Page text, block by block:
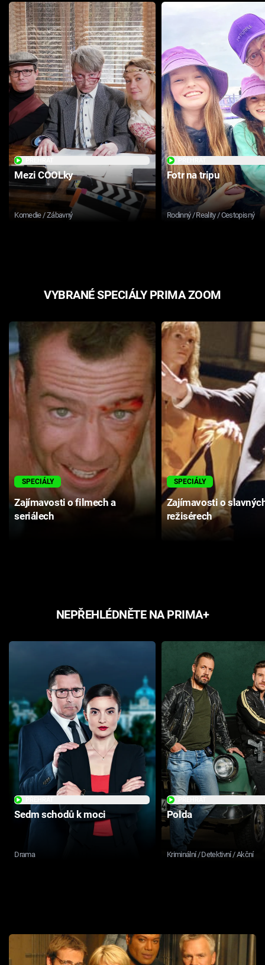
Mezi COOLky
Komedie / Zábavný
Fotr na tripu
Rodinný / Reality / Cestopisný
VYBRANÉ SPECIÁLY PRIMA ZOOM
SPECIÁLY
Zajímavosti o filmech a
seriálech
SPECIÁLY
Zajímavosti o
režisérech
NEPŘEHLÉDNĚTE NA PRIMA+
Sedm schodů k moci
Drama
Polda
Kriminální / Detektivní / Akční